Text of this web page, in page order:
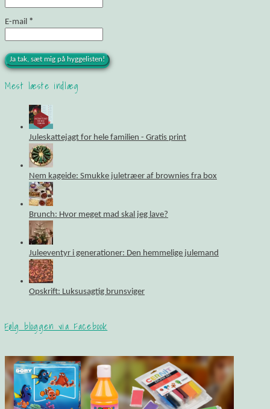
E-mail *
Mest læste indlæg
Juleskattejagt for hele familien - Gratis print
Nem kageide: Smukke juletræer af brownies fra box
Brunch: Hvor meget mad skal jeg lave?
Juleeventyr i generationer: Den hemmelige julemand
Opskrift: Luksusagtig brunsviger
Følg bloggen via Facebook